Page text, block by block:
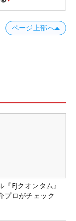
ページ上部へ
FJクオンタム』
プロがチェック